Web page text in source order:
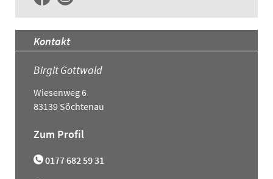
Kontakt
Birgit Gottwald
Wiesenweg 6
83139 Söchtenau
Zum Profil
0177 682 59 31